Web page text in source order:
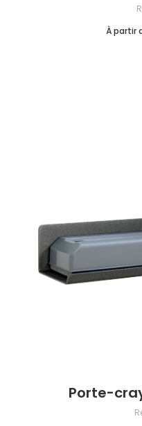
À partir
Porte-